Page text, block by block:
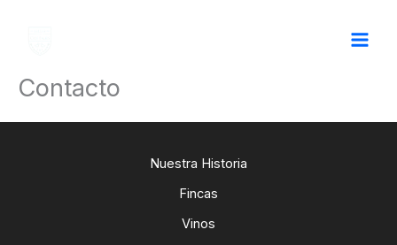
Contacto
Nuestra Historia
Fincas
Vinos